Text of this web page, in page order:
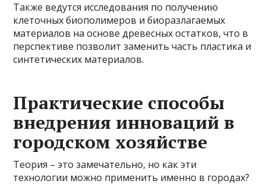
Также ведутся исследования по получению
клеточных биополимеров и биоразлагаемых
материалов на основе древесных остатков, что в
перспективе позволит заменить часть пластика и
синтетических материалов.
Практические способы
внедрения инноваций в
городском хозяйстве
Теория – это замечательно, но как эти
технологии можно применить именно в городах?